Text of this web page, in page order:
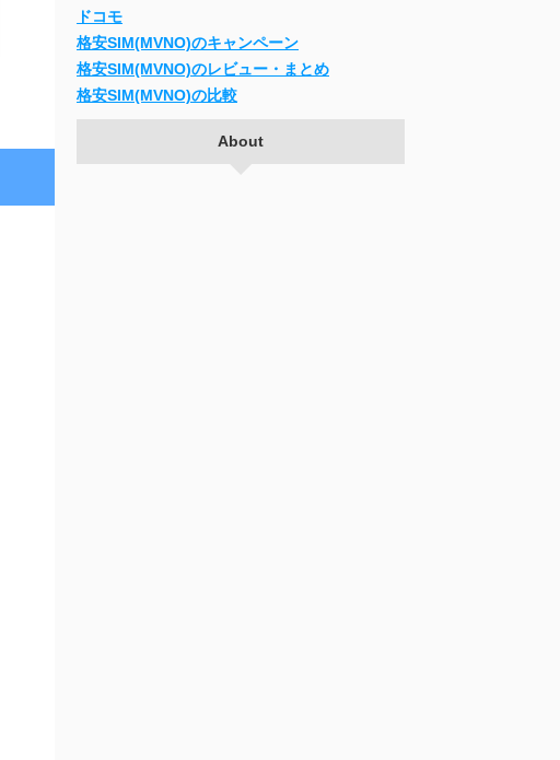
ドコモ
格安SIM(MVNO)のキャンペーン
格安SIM(MVNO)のレビュー・まとめ
格安SIM(MVNO)の比較
About